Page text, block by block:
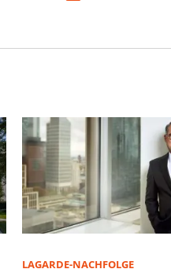
LAGARDE-NACHFOLGE